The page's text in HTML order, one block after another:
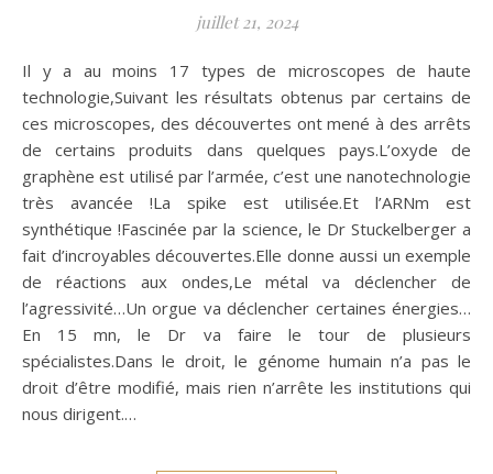
juillet 21, 2024
Il y a au moins 17 types de microscopes de haute
technologie,Suivant les résultats obtenus par certains de
ces microscopes, des découvertes ont mené à des arrêts
de certains produits dans quelques pays.L’oxyde de
graphène est utilisé par l’armée, c’est une nanotechnologie
très avancée !La spike est utilisée.Et l’ARNm est
synthétique !Fascinée par la science, le Dr Stuckelberger a
fait d’incroyables découvertes.Elle donne aussi un exemple
de réactions aux ondes,Le métal va déclencher de
l’agressivité…Un orgue va déclencher certaines énergies…
En 15 mn, le Dr va faire le tour de plusieurs
spécialistes.Dans le droit, le génome humain n’a pas le
droit d’être modifié, mais rien n’arrête les institutions qui
nous dirigent.…